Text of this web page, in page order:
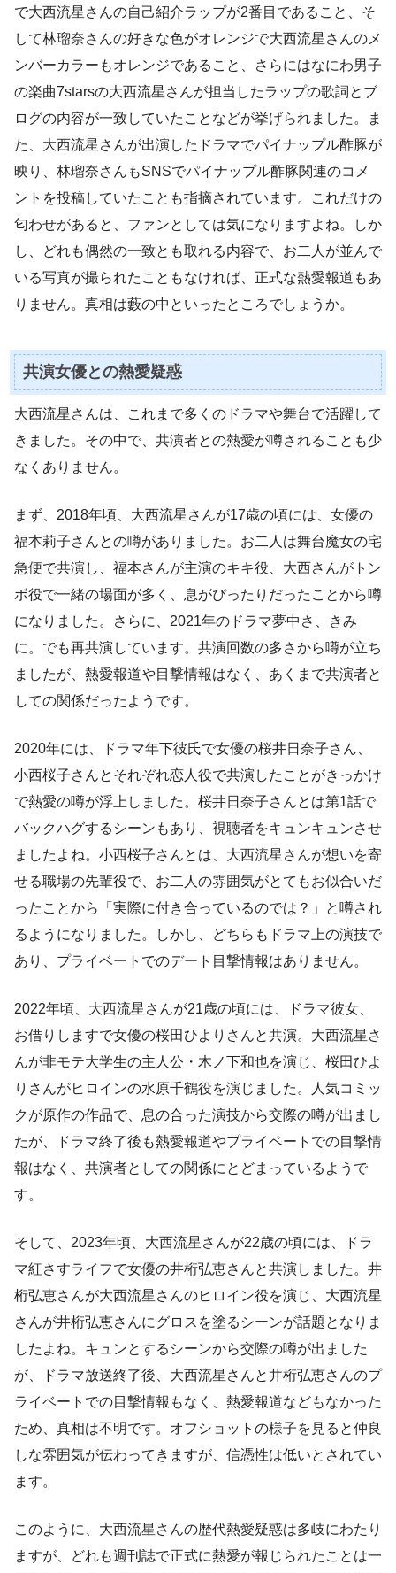
で大西流星さんの自己紹介ラップが2番目であること、そ
して林瑠奈さんの好きな色がオレンジで大西流星さんのメ
ンバーカラーもオレンジであること、さらにはなにわ男子
の楽曲7starsの大西流星さんが担当したラップの歌詞とブ
ログの内容が一致していたことなどが挙げられました。ま
た、大西流星さんが出演したドラマでパイナップル酢豚が
映り、林瑠奈さんもSNSでパイナップル酢豚関連のコメ
ントを投稿していたことも指摘されています。これだけの
匂わせがあると、ファンとしては気になりますよね。しか
し、どれも偶然の一致とも取れる内容で、お二人が並んで
いる写真が撮られたこともなければ、正式な熱愛報道もあ
りません。真相は藪の中といったところでしょうか。
共演女優との熱愛疑惑
大西流星さんは、これまで多くのドラマや舞台で活躍して
きました。その中で、共演者との熱愛が噂されることも少
なくありません。
まず、2018年頃、大西流星さんが17歳の頃には、女優の
福本莉子さんとの噂がありました。お二人は舞台魔女の宅
急便で共演し、福本さんが主演のキキ役、大西さんがトン
ボ役で一緒の場面が多く、息がぴったりだったことから噂
になりました。さらに、2021年のドラマ夢中さ、きみ
に。でも再共演しています。共演回数の多さから噂が立ち
ましたが、熱愛報道や目撃情報はなく、あくまで共演者と
しての関係だったようです。
2020年には、ドラマ年下彼氏で女優の桜井日奈子さん、
小西桜子さんとそれぞれ恋人役で共演したことがきっかけ
で熱愛の噂が浮上しました。桜井日奈子さんとは第1話で
バックハグするシーンもあり、視聴者をキュンキュンさせ
ましたよね。小西桜子さんとは、大西流星さんが想いを寄
せる職場の先輩役で、お二人の雰囲気がとてもお似合いだ
ったことから「実際に付き合っているのでは？」と噂され
るようになりました。しかし、どちらもドラマ上の演技で
あり、プライベートでのデート目撃情報はありません。
2022年頃、大西流星さんが21歳の頃には、ドラマ彼女、
お借りしますで女優の桜田ひよりさんと共演。大西流星さ
んが非モテ大学生の主人公・木ノ下和也を演じ、桜田ひよ
りさんがヒロインの水原千鶴役を演じました。人気コミッ
クが原作の作品で、息の合った演技から交際の噂が出まし
たが、ドラマ終了後も熱愛報道やプライベートでの目撃情
報はなく、共演者としての関係にとどまっているようで
す。
そして、2023年頃、大西流星さんが22歳の頃には、ドラ
マ紅さすライフで女優の井桁弘恵さんと共演しました。井
桁弘恵さんが大西流星さんのヒロイン役を演じ、大西流星
さんが井桁弘恵さんにグロスを塗るシーンが話題となりま
したよね。キュンとするシーンから交際の噂が出ました
が、ドラマ放送終了後、大西流星さんと井桁弘恵さんのプ
ライベートでの目撃情報もなく、熱愛報道などもなかった
ため、真相は不明です。オフショットの様子を見ると仲良
しな雰囲気が伝わってきますが、信憑性は低いとされてい
ます。
このように、大西流星さんの歴代熱愛疑惑は多岐にわたり
ますが、どれも週刊誌で正式に熱愛が報じられたことは一